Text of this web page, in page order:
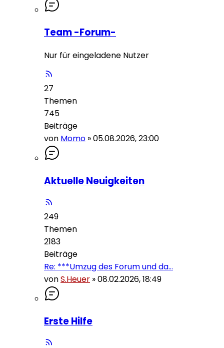
Team -Forum-
Nur für eingeladene Nutzer
27
Themen
745
Beiträge
von Momo »05.08.2026, 23:00
Aktuelle Neuigkeiten
249
Themen
2183
Beiträge
Re: ***Umzug des Forum und da…
vonS.Heuer »08.02.2026, 18:49
Erste Hilfe